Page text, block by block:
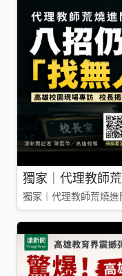
獨家｜代理教師
獨家｜代理教師荒燒